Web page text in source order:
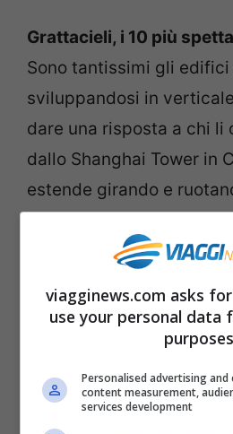
Grattacieli, i 10 più
Sono tantissimi gli edifici
sviluppandosi in
dare una risposta a chi li
dallo Shanghai Tower in
estende girando e
632 metri e conta 128
secondo posto della
realizzato da Karen
le foto e la classifica
più belli del mondo.
viagginews.com asks
use your personal data
Personalised advertising
content measurement,
services development